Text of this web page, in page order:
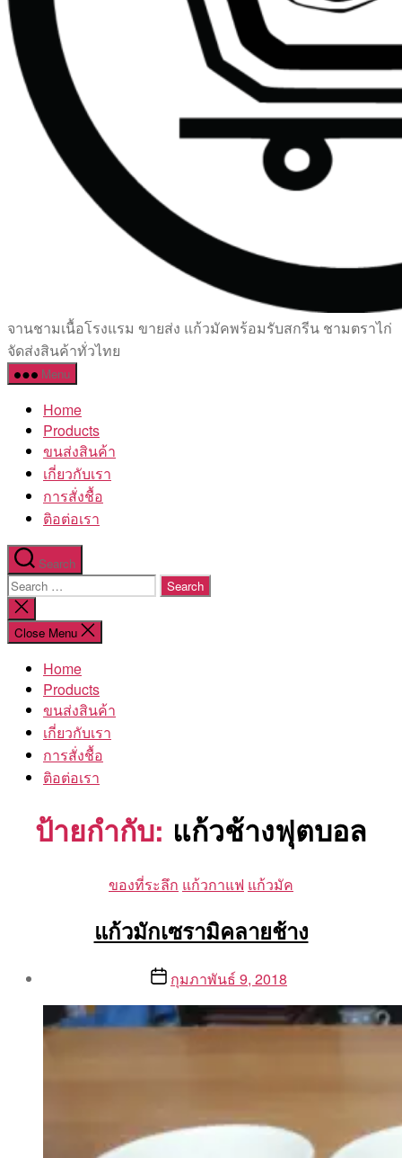
เซรามิค
ครบ
ครัน
โรงงาน
จานชามเนื้อโรงแรม ขายส่ง แก้วมัคพร้อมรับสกรีน ชามตราไก่
จัดส่งสินค้าทั่วไทย
Menu
Home
Products
ขนส่งสินค้า
เกี่ยวกับเรา
การสั่งชื้อ
ติอต่อเรา
Search
Search
for:
Close
search
Close Menu
Home
Products
ขนส่งสินค้า
เกี่ยวกับเรา
การสั่งชื้อ
ติอต่อเรา
ป้ายกำกับ: แก้วช้างฟุตบอล
Categories
ของที่ระลึก แก้วกาแฟ แก้วมัค
แก้วมักเซรามิคลายช้าง
By
Aea
Postกุมภาพันธ์ 9, 2018